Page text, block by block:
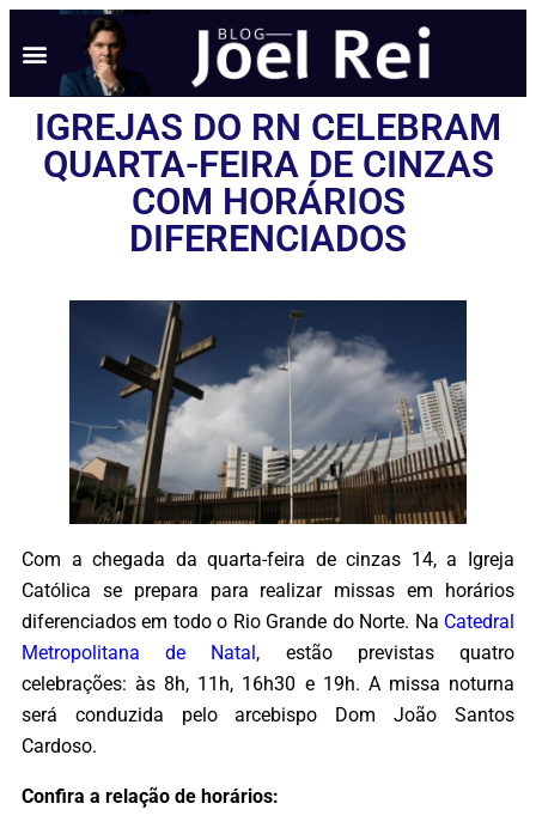
IGREJAS DO RN CELEBRAM
QUARTA-FEIRA DE CINZAS
COM HORÁRIOS
DIFERENCIADOS
Com a chegada da quarta-feira de cinzas 14, a Igreja
Católica se prepara para realizar missas em horários
diferenciados em todo o Rio Grande do Norte. Na Catedral
Metropolitana de Natal, estão previstas quatro
celebrações: às 8h, 11h, 16h30 e 19h. A missa noturna
será conduzida pelo arcebispo Dom João Santos
Cardoso.
Confira a relação de horários: